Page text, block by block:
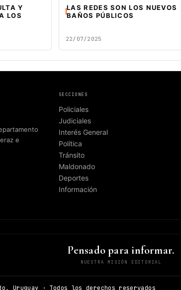
Y
LOS
LAS REDES SON LOS NUEVOS
BAÑOS PÚBLICOS
22/07/2025
e
SECCIONES
Policiales
Judiciales
Interés General
Política
Tránsito
Maldonado
Deportes
Información
Pensado para informar.
NUESTRA MISIÓN EDITORIAL
Uruguay · Todos los derechos reservados